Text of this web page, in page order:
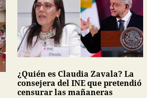
¿Quién es Claudia Zavala? La
consejera del INE que pretendió
censurar las mañaneras